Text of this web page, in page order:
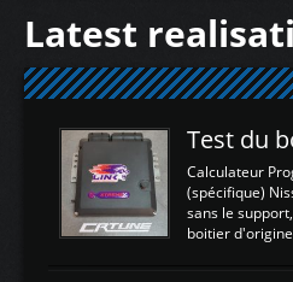
Latest
Calculateur
(spécifique)
sans le
boitier